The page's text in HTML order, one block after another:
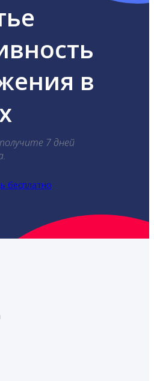
в
7 дней
бесплатно